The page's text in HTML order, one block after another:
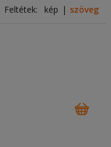
Feltétek: kép szöveg